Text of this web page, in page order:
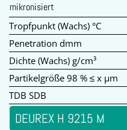
mikronisiert
Tropfpunkt (Wachs) °C
Penetration dmm
Dichte (Wachs) g/cm³
Partikelgröße 98 % ≤ x µm
TDB SDB
DEUREX H 9215 M